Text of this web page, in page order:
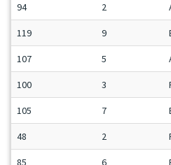
94 2
119 9
107 5
100 3
105 7
48 2
85 6